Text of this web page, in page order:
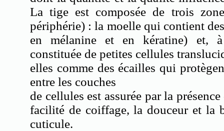
La tige est composée de trois
périphérie) : la moelle qui contient
en mélanine et en kératine) et,
constituée de petites cellules
elles comme des écailles qui
entre les couches
de cellules est assurée par la
facilité de coiffage, la douceur et la
cuticule.